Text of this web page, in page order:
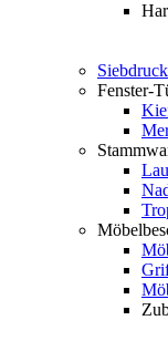
Fenster-